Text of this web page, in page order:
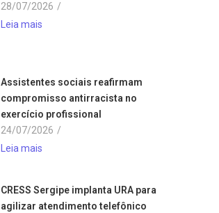
28/07/2026 /
Leia mais
Assistentes sociais reafirmam
compromisso antirracista no
exercício profissional
24/07/2026 /
Leia mais
CRESS Sergipe implanta URA para
agilizar atendimento telefônico